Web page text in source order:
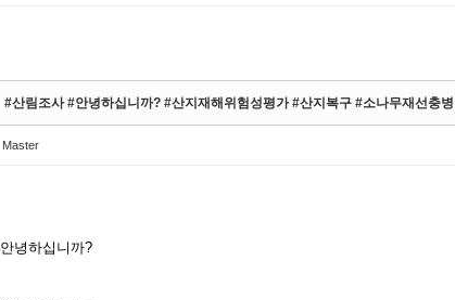
#산림조사 #안녕하십니까? #산지재해위험성평가 #산지복구 #소나무재선충
Master
안녕하십니까?